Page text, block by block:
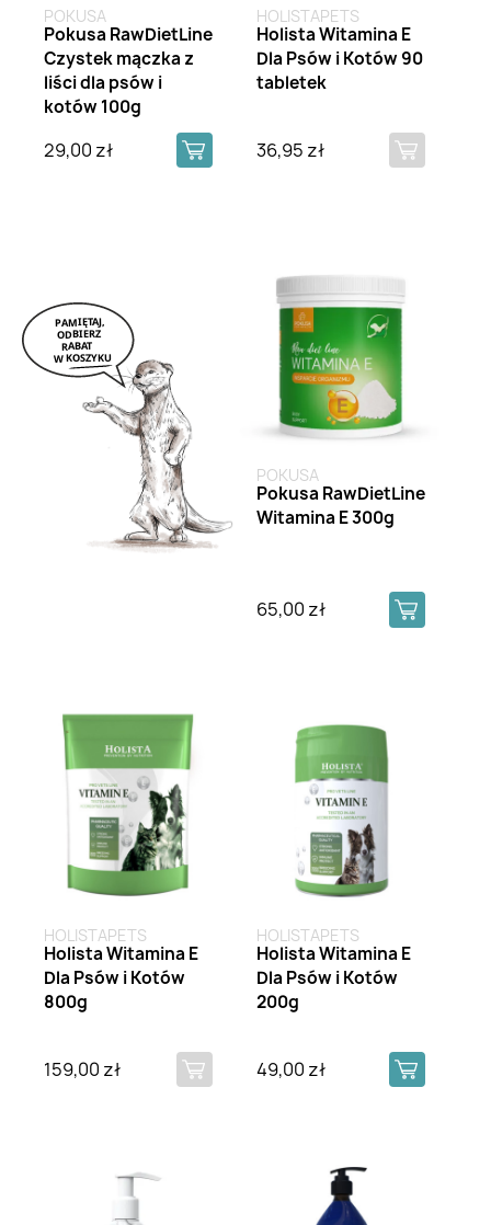
POKUSA
Pokusa RawDietLine
Czystek mączka z
liści dla psów i
kotów 100g
29,00 zł
HOLISTAPETS
Holista Witamina E
Dla Psów i Kotów 90
tabletek
36,95 zł
POKUSA
Pokusa RawDietLine
Witamina E 300g
65,00 zł
HOLISTAPETS
Holista Witamina E
Dla Psów i Kotów
800g
159,00 zł
HOLISTAPETS
Holista Witamina E
Dla Psów i Kotów
200g
49,00 zł